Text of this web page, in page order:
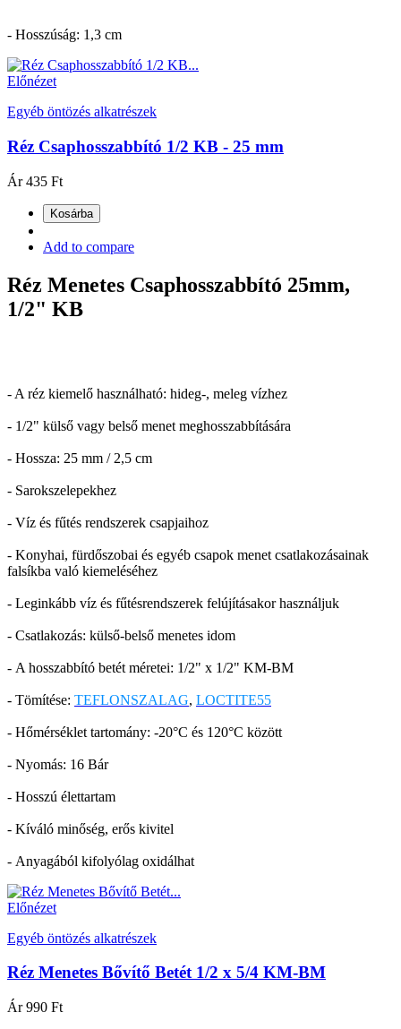
- Hosszúság: 1,3 cm
Előnézet
Egyéb öntözés alkatrészek
Réz Csaphosszabbító 1/2 KB - 25 mm
Ár 435 Ft
Kosárba
Add to compare
Réz Menetes Csaphosszabbító 25mm,
1/2" KB
- A réz kiemelő használható: hideg-, meleg vízhez
- 1/2" külső vagy belső menet meghosszabbítására
- Hossza: 25 mm / 2,5 cm
- Sarokszelepekhez
- Víz és fűtés rendszerek csapjaihoz
- Konyhai, fürdőszobai és egyéb csapok menet csatlakozásainak
falsíkba való kiemeléséhez
- Leginkább víz és fűtésrendszerek felújításakor használjuk
- Csatlakozás: külső-belső menetes idom
- A hosszabbító betét méretei: 1/2" x 1/2" KM-BM
- Tömítése: TEFLONSZALAG, LOCTITE55
- Hőmérséklet tartomány: -20°C és 120°C között
- Nyomás: 16 Bár
- Hosszú élettartam
- Kíváló minőség, erős kivitel
- Anyagából kifolyólag oxidálhat
Előnézet
Egyéb öntözés alkatrészek
Réz Menetes Bővítő Betét 1/2 x 5/4 KM-BM
Ár 990 Ft